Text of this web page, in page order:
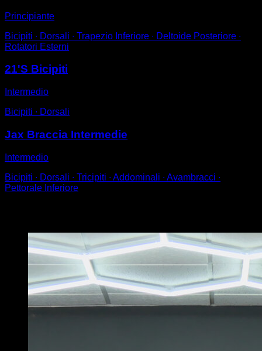
Principiante
Bicipiti ∙ Dorsali ∙ Trapezio Inferiore ∙ Deltoide Posteriore ∙
Rotatori Esterni
21'S Bicipiti
Intermedio
Bicipiti ∙ Dorsali
Jax Braccia Intermedie
Intermedio
Bicipiti ∙ Dorsali ∙ Tricipiti ∙ Addominali ∙ Avambracci ∙
Pettorale Inferiore